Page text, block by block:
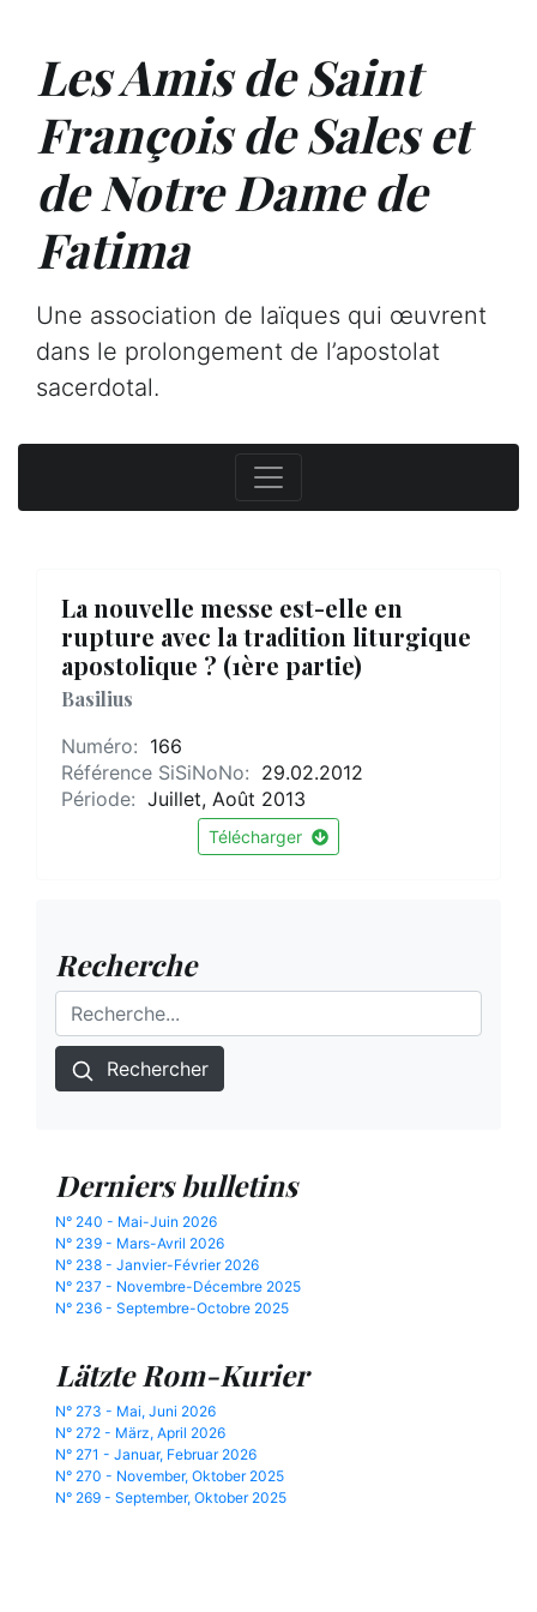
Les Amis de Saint
François de Sales et
de Notre Dame de
Fatima
Une association de laïques qui œuvrent
dans le prolongement de l’apostolat
sacerdotal.
La nouvelle messe est-elle en
rupture avec la tradition liturgique
apostolique ? (1ère partie)
Basilius
Numéro: 166
Référence SiSiNoNo: 29.02.2012
Période: Juillet, Août 2013
Télécharger
Recherche
Rechercher
Derniers bulletins
N° 240 - Mai-Juin 2026
N° 239 - Mars-Avril 2026
N° 238 - Janvier-Février 2026
N° 237 - Novembre-Décembre 2025
N° 236 - Septembre-Octobre 2025
Lätzte Rom-Kurier
N° 273 - Mai, Juni 2026
N° 272 - März, April 2026
N° 271 - Januar, Februar 2026
N° 270 - November, Oktober 2025
N° 269 - September, Oktober 2025